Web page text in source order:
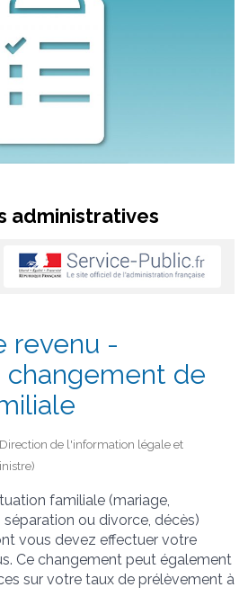
administratives
revenu -
changement de
de l'information légale et
familiale (mariage,
ou divorce, décès)
vous devez effectuer votre
Ce changement peut également
sur votre taux de prélèvement à